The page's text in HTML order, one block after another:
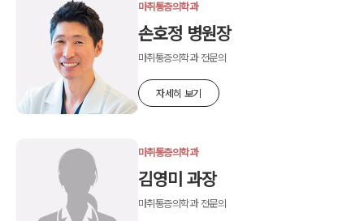
마취통증의학과
손호정 병원장
마취통증의학과 전문의
자세히 보기
마취통증의학과
김영미 과장
마취통증의학과 전문의